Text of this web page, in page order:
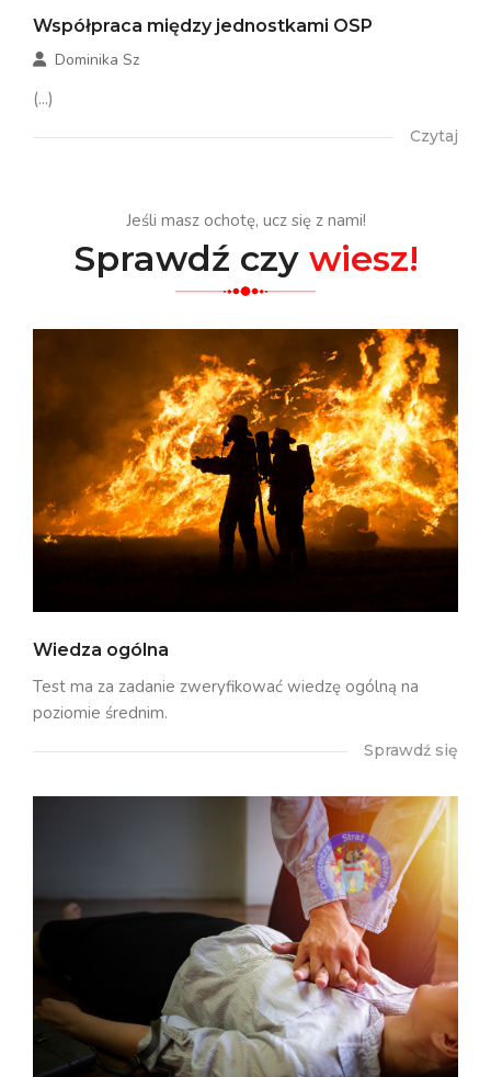
Współpraca między jednostkami OSP
Dominika Sz
(...)
Czytaj
Jeśli masz ochotę, ucz się z nami!
Sprawdź czy wiesz!
Wiedza ogólna
Test ma za zadanie zweryfikować wiedzę ogólną na
poziomie średnim.
Sprawdź się